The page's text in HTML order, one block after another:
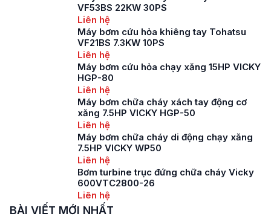
VF53BS 22KW 30PS
Liên hệ
Máy bơm cứu hỏa khiêng tay Tohatsu
VF21BS 7.3KW 10PS
Liên hệ
Máy bơm cứu hỏa chạy xăng 15HP VICKY
HGP-80
Liên hệ
Máy bơm chữa cháy xách tay động cơ
xăng 7.5HP VICKY HGP-50
Liên hệ
Máy bơm chữa cháy di động chạy xăng
7.5HP VICKY WP50
Liên hệ
Bơm turbine trục đứng chữa cháy Vicky
600VTC2800-26
Liên hệ
BÀI VIẾT MỚI NHẤT